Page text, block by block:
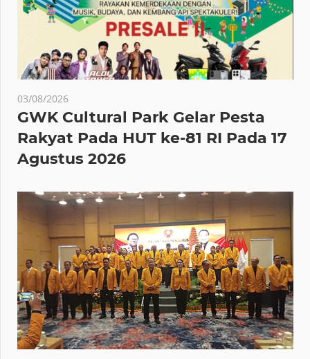
03/08/2026
GWK Cultural Park Gelar Pesta
Rakyat Pada HUT ke-81 RI Pada 17
Agustus 2026